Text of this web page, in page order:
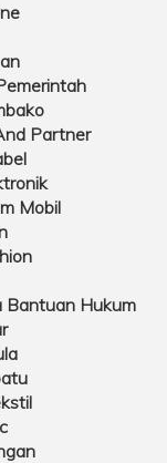
Partner
Mobil
Bantuan Hukum